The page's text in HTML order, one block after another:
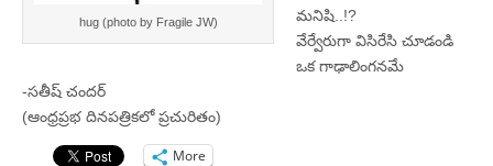
hug (photo by Fragile JW)
మనిషి..!?
వేర్వేరుగా విసిరేసి చూడండి
ఒక గాఢాలింగనమే
-సతీష్‌ చందర్‌
(ఆంధ్రప్రభ దినపత్రికలో ప్రచురితం)
More